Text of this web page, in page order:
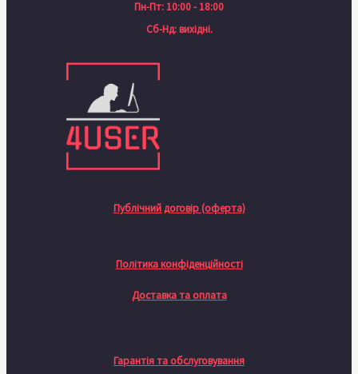
Пн-Пт: 10:00 - 18:00
Сб-Нд: вихідні.
Публічний договір (оферта)
Політика конфіденційності
Доставка та оплата
Гарантія та обслуговування